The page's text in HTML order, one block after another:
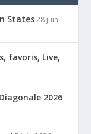
States 28 juin
favoris, Live,
2026